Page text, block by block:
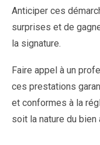
Anticiper ces
surprises et de
la signature.
Faire appel à un
ces prestations
et conformes à la
soit la nature du bien